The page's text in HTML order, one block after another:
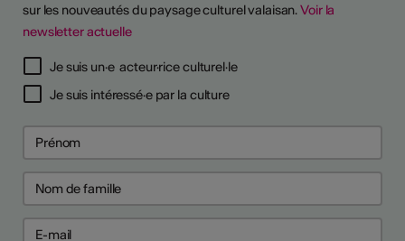
sur les nouveautés du paysage culturel valaisan.Voir la
newsletter actuelle
Je suis un·e acteur·rice culturel·le
Je suis intéressé·e par la culture